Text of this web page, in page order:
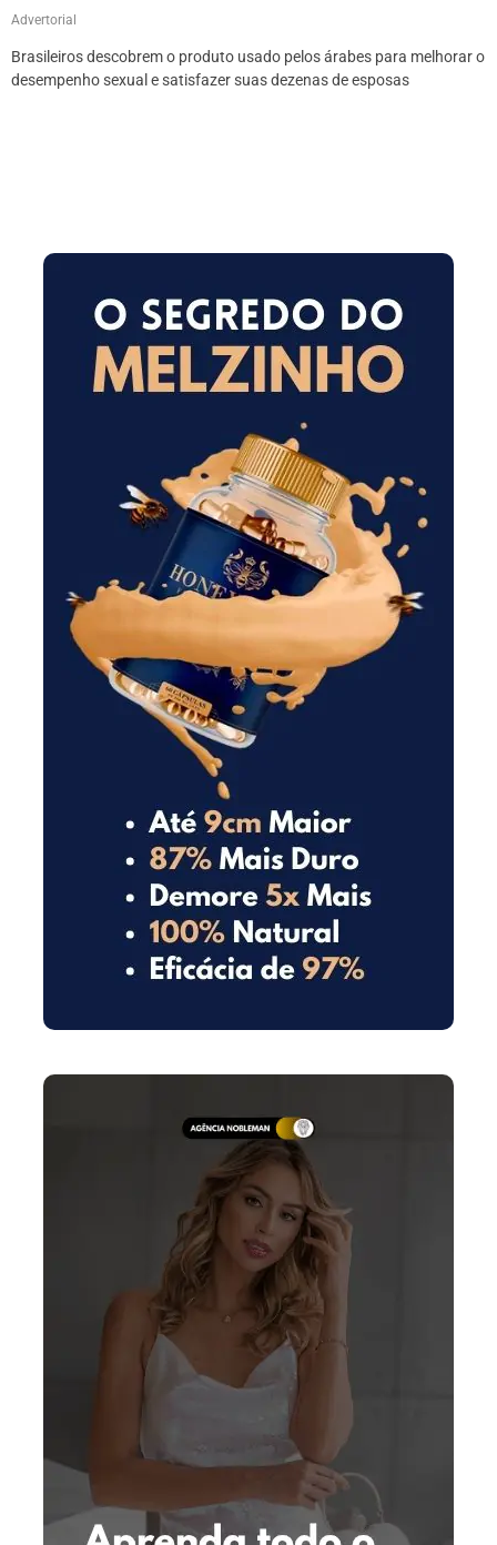
Advertorial
Brasileiros descobrem o produto usado pelos árabes para melhorar o
desempenho sexual e satisfazer suas dezenas de esposas